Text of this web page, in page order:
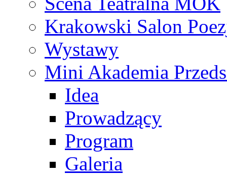
Krakowski Salon
Wystawy
Mini Akademia
Idea
Prowadzący
Program
Galeria